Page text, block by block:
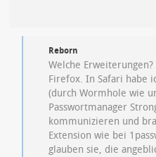
Reborn
Welche
Firefox. In Safari habe
(durch Wormhole wie
Passwortmanager
kommunizieren und
Extension wie bei
glauben sie, die